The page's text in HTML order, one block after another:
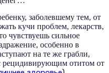
заболевшему тем, от
кучи проблем, лекарств,
чувствуешь сильное
особенно в
на те же грабли,
рецидивирующим отитом от